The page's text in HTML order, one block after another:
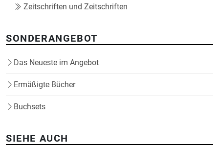
Zeitschriften und Zeitschriften
SONDERANGEBOT
Das Neueste im Angebot
Ermäßigte Bücher
Buchsets
SIEHE AUCH